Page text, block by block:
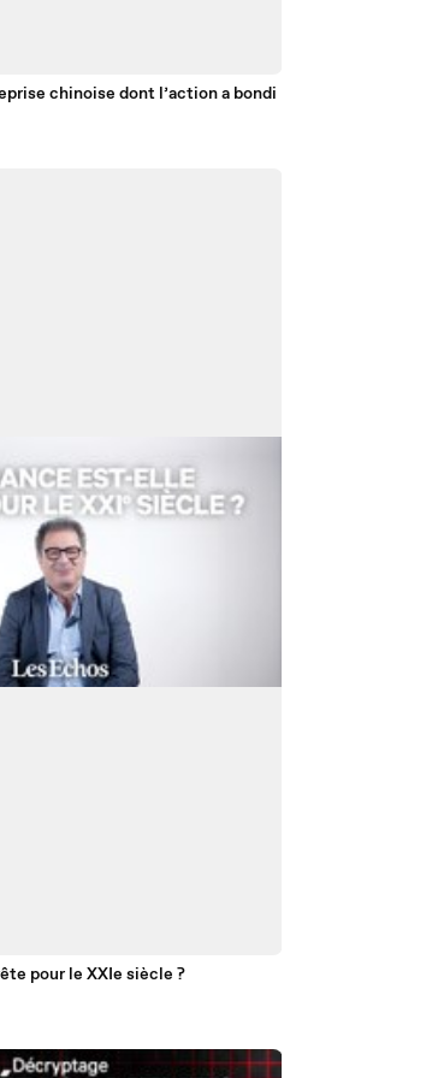
chinoise dont l’action a bondi
pour le XXIe siècle ?